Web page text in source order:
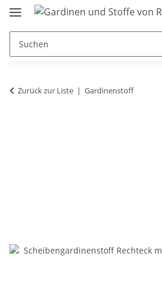
Zurück zur Liste Gardinenstoff